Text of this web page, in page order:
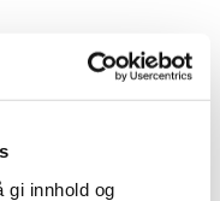
gi innhold og